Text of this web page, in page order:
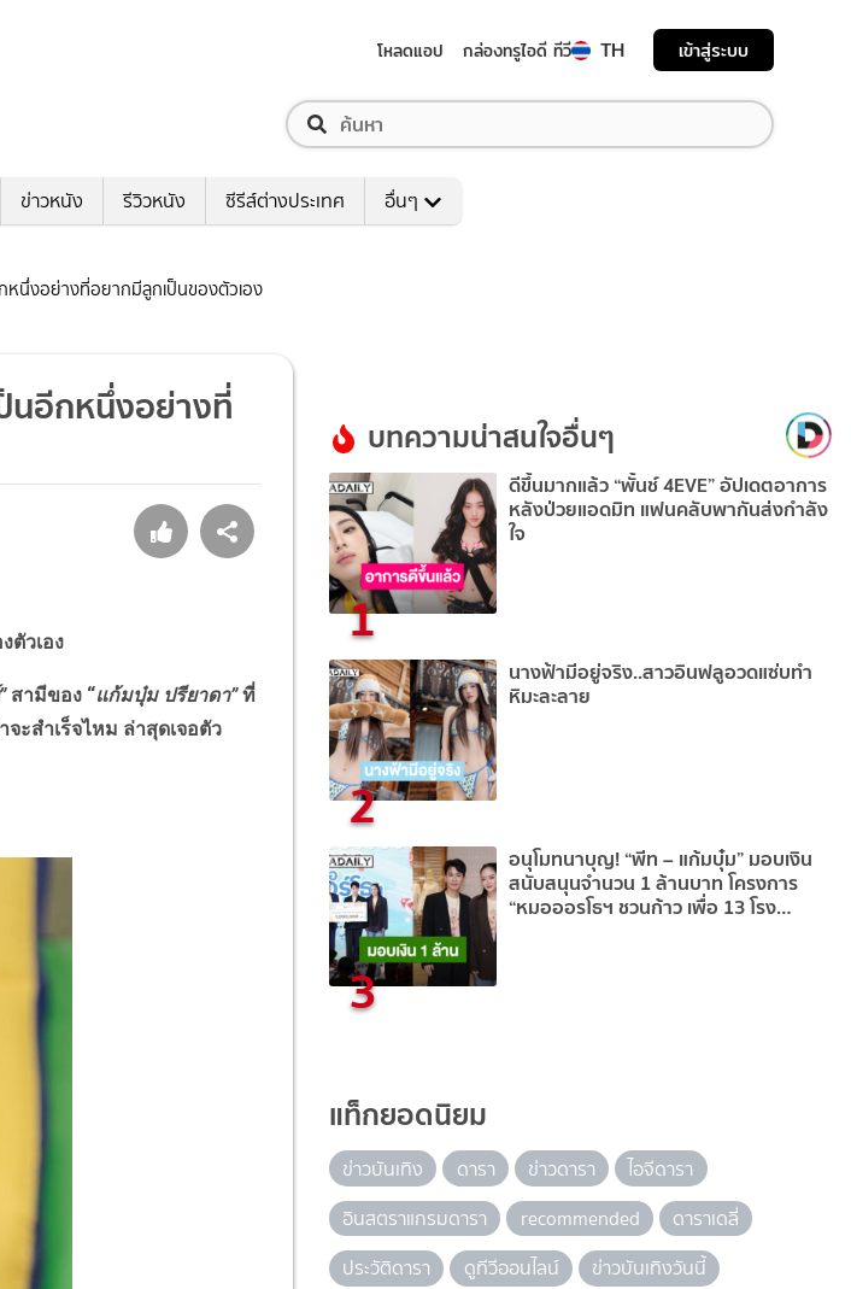
โหลดแอป กล่องทรูไอดี ทีวี TH เข้าสู่ระบบ
ข่าวหนัง รีวิวหนัง ซีรีส์ต่างประเทศ อื่นๆ
หนึ่งอย่างที่อยากมีลูกเป็นของตัวเอง
นอีกหนึ่งอย่างที่
ตัวเอง
” สามีของ “แก้มบุ๋ม ปรียาดา” ที่
ะสำเร็จไหม ล่าสุดเจอตัว
บทความน่าสนใจอื่นๆ
1
ดีขึ้นมากแล้ว “พั้นช์ 4EVE” อัปเดตอาการ
หลังป่วยแอดมิท แฟนคลับพากันส่งกำลัง
ใจ
2
นางฟ้ามีอยู่จริง..สาวอินฟลูอวดแซ่บทำ
หิมะละลาย
3
อนุโมทนาบุญ! “พีท – แก้มบุ๋ม” มอบเงิน
สนับสนุนจำนวน 1 ล้านบาท โครงการ
“หมอออรโธฯ ชวนก้าว เพื่อ 13 โรง
แท็กยอดนิยม
ข่าวบันเทิง ดารา ข่าวดารา
ไอจีดารา
อินสตราแกรมดารา
recommended
ดาราเดลี่
ประวัติดารา
ดูทีวีออนไลน์ ข่าวบันเทิงวันนี้